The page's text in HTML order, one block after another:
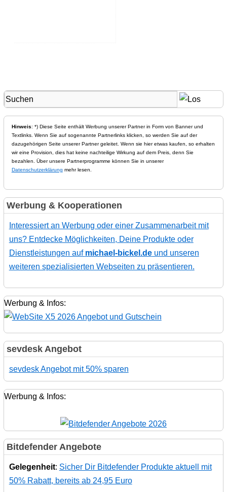
Hinweis: *) Diese Seite enthält Werbung unserer Partner in Form von Banner und
Textlinks. Wenn Sie auf sogenannte Partnerlinks klicken, so werden Sie auf der
dazugehörigen Seite unserer Partner geleitet. Wenn sie hier etwas kaufen, so erhalten
wir eine Provision, dies hat keine nachteilige Wirkung auf dem Preis, denn Sie
bezahlen. Über unsere Partnerprogramme können Sie in unserer
Datenschutzerklärung mehr lesen.
Werbung & Kooperationen
Interessiert an Werbung oder einer Zusammenarbeit mit
uns? Entdecke Möglichkeiten, Deine Produkte oder
Dienstleistungen auf michael-bickel.deund unseren
weiteren spezialisierten Webseiten zu präsentieren.
Werbung & Infos:
sevdesk Angebot
sevdesk Angebot mit 50% sparen
Werbung & Infos:
Bitdefender Angebote
Gelegenheit: Sicher Dir Bitdefender Produkte aktuell mit
50% Rabatt, bereits ab 24,95 Euro